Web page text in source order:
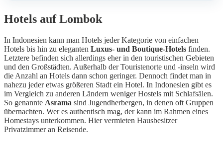
Hotels auf Lombok
In Indonesien kann man Hotels jeder Kategorie von einfachen
Hotels bis hin zu eleganten Luxus- und Boutique-Hotels finden.
Letztere befinden sich allerdings eher in den touristischen Gebieten
und den Großstädten. Außerhalb der Touristenorte und -inseln wird
die Anzahl an Hotels dann schon geringer. Dennoch findet man in
nahezu jeder etwas größeren Stadt ein Hotel. In Indonesien gibt es
im Vergleich zu anderen Ländern weniger Hostels mit Schlafsälen.
So genannte Asrama sind Jugendherbergen, in denen oft Gruppen
übernachten. Wer es authentisch mag, der kann im Rahmen eines
Homestays unterkommen. Hier vermieten Hausbesitzer
Privatzimmer an Reisende.